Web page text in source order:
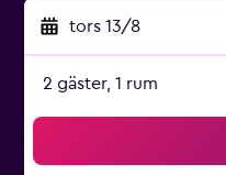
tors 13/8
2 gäster, 1 rum